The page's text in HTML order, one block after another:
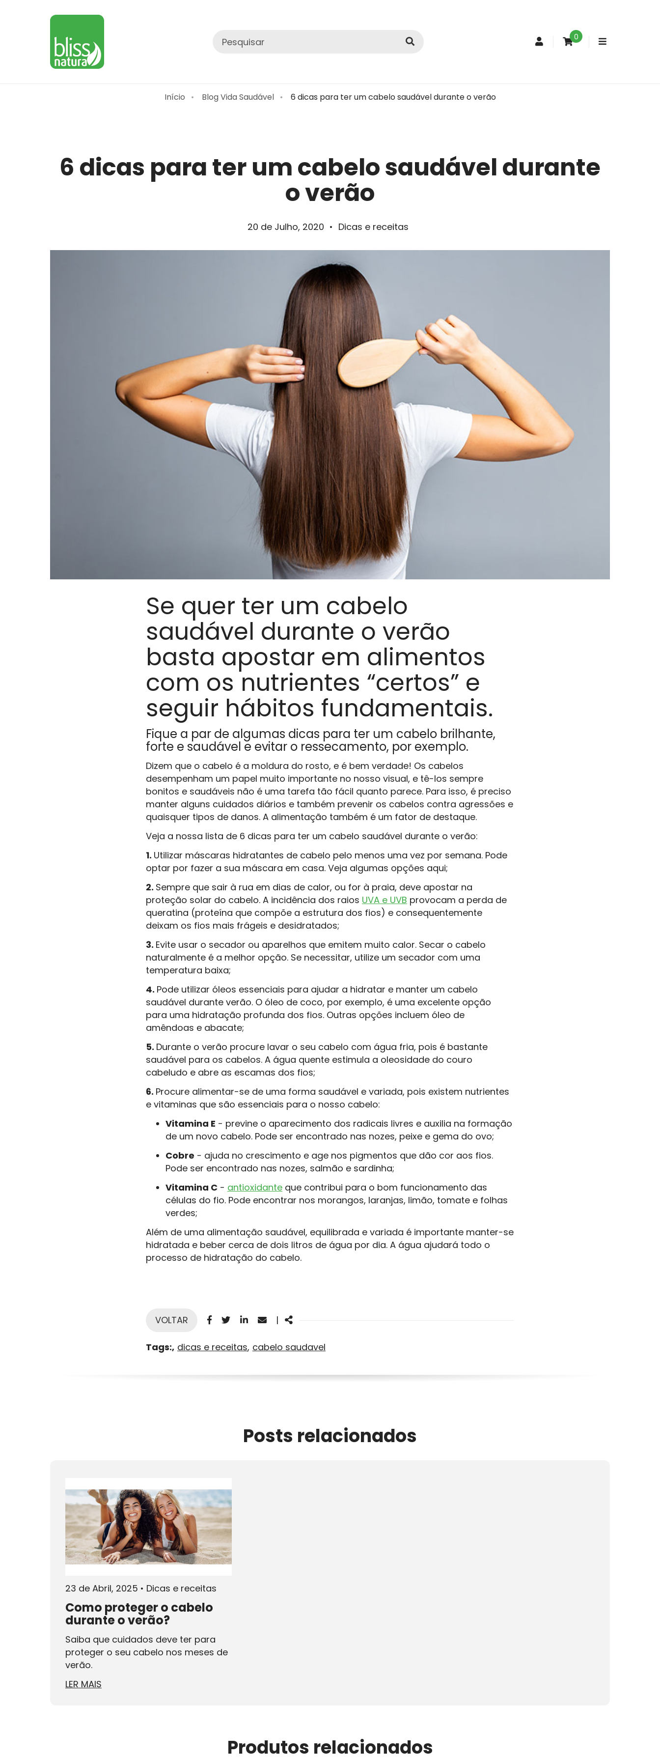
Conta 0
Início Blog Vida Saudável 6 dicas para ter um cabelo saudável durante o verão
6 dicas para ter um cabelo saudável durante
o verão
20 de Julho, 2020 • Dicas e receitas
Se quer ter um cabelo
saudável durante o verão
basta apostar em alimentos
com os nutrientes “certos” e
seguir hábitos fundamentais.
Fique a par de algumas dicas para ter um cabelo brilhante,
forte e saudável e evitar o ressecamento, por exemplo.
Dizem que o cabelo é a moldura do rosto, e é bem verdade! Os cabelos
desempenham um papel muito importante no nosso visual, e tê-los sempre
bonitos e saudáveis não é uma tarefa tão fácil quanto parece. Para isso, é preciso
manter alguns cuidados diários e também prevenir os cabelos contra agressões e
quaisquer tipos de danos. A alimentação também é um fator de destaque.
Veja a nossa lista de 6 dicas para ter um cabelo saudável durante o verão:
1. Utilizar máscaras hidratantes de cabelo pelo menos uma vez por semana. Pode
optar por fazer a sua máscara em casa. Veja algumas opções aqui;
2. Sempre que sair à rua em dias de calor, ou for à praia, deve apostar na
proteção solar do cabelo. A incidência dos raios UVA e UVB provocam a perda de
queratina (proteína que compõe a estrutura dos fios) e consequentemente
deixam os fios mais frágeis e desidratados;
3. Evite usar o secador ou aparelhos que emitem muito calor. Secar o cabelo
naturalmente é a melhor opção. Se necessitar, utilize um secador com uma
temperatura baixa;
4. Pode utilizar óleos essenciais para ajudar a hidratar e manter um cabelo
saudável durante verão. O óleo de coco, por exemplo, é uma excelente opção
para uma hidratação profunda dos fios. Outras opções incluem óleo de
amêndoas e abacate;
5. Durante o verão procure lavar o seu cabelo com água fria, pois é bastante
saudável para os cabelos. A água quente estimula a oleosidade do couro
cabeludo e abre as escamas dos fios;
6. Procure alimentar-se de uma forma saudável e variada, pois existem nutrientes
e vitaminas que são essenciais para o nosso cabelo:
Vitamina E - previne o aparecimento dos radicais livres e auxilia na formação
de um novo cabelo. Pode ser encontrado nas nozes, peixe e gema do ovo;
Cobre - ajuda no crescimento e age nos pigmentos que dão cor aos fios.
Pode ser encontrado nas nozes, salmão e sardinha;
Vitamina C - antioxidante que contribui para o bom funcionamento das
células do fio. Pode encontrar nos morangos, laranjas, limão, tomate e folhas
verdes;
Além de uma alimentação saudável, equilibrada e variada é importante manter-se
hidratada e beber cerca de dois litros de água por dia. A água ajudará todo o
processo de hidratação do cabelo.
VOLTAR Facebook
TwitterLinkedinEmail
| Share
Tags: dicas e receitas cabelo saudavel
Posts relacionados
23 de Abril, 2025 • Dicas e receitas
Como proteger o cabelo
durante o verão?
Saiba que cuidados deve ter para
proteger o seu cabelo nos meses de
verão.
LER MAIS
Produtos relacionados